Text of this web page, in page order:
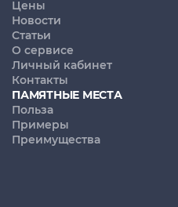
Цены
Новости
Статьи
О сервисе
Личный кабинет
Контакты
ПАМЯТНЫЕ МЕСТА
Польза
Примеры
Преимущества